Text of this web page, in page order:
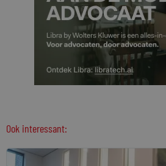
Ook interessant: